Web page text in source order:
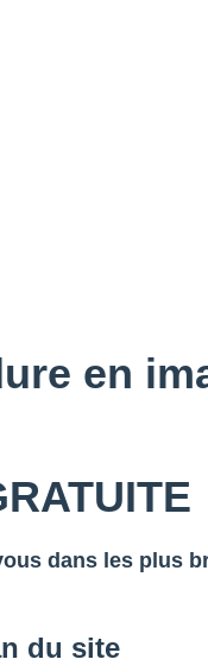
en
dans les plus
du site